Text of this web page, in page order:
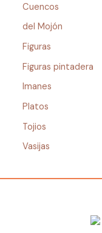
Cuencos
del Mojón
Figuras
Figuras pintadera
Imanes
Platos
Tojios
Vasijas